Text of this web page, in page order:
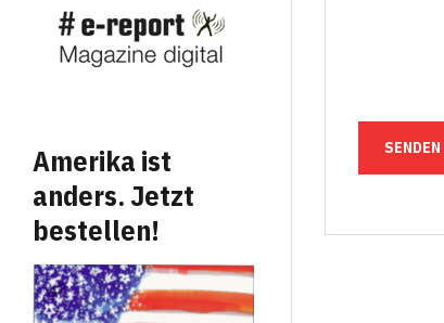
Amerika ist
anders. Jetzt
bestellen!
SENDEN